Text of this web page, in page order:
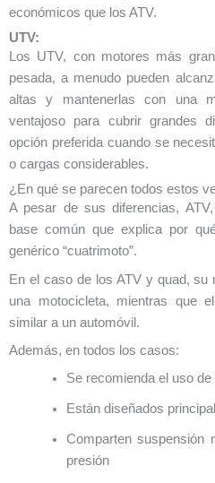
económicos que los ATV.
UTV:
Los UTV, con motores más
pesada, a menudo pueden
altas y mantenerlas con una
ventajoso para cubrir grandes
opción preferida cuando se
o cargas considerables.
¿En qué se parecen todos estos
A pesar de sus diferencias,
base común que explica por
genérico “cuatrimoto”.
En el caso de los ATV y quad,
una motocicleta, mientras que
similar a un automóvil.
Además, en todos los casos:
Se recomienda el uso
Están diseñados
Comparten suspensión
presión